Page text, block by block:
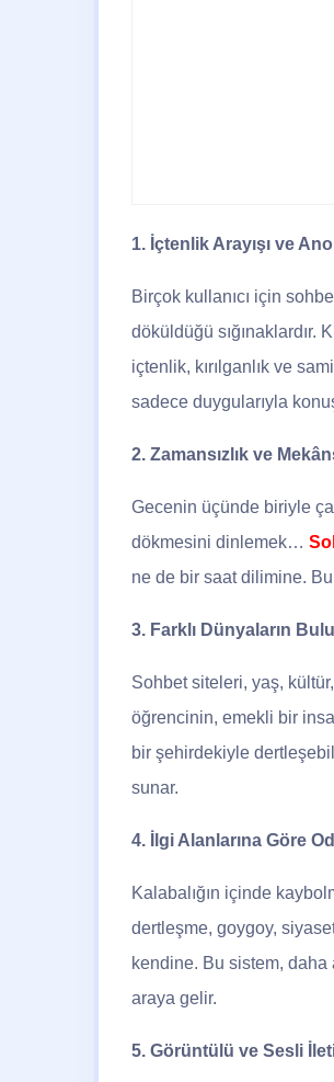
1. İçtenlik Arayışı ve
Birçok kullanıcı için
döküldüğü sığınaklardır.
içtenlik, kırılganlık ve
sadece duygularıyla
2. Zamansızlık ve
Gecenin üçünde biriyle
dökmesini dinlemek…
ne de bir saat dilimine. Bu
3. Farklı Dünyaların
Sohbet siteleri, yaş,
öğrencinin, emekli bir
bir şehirdekiyle
sunar.
4. İlgi Alanlarına Göre
Kalabalığın içinde
dertleşme, goygoy,
kendine. Bu sistem, daha
araya gelir.
5. Görüntülü ve Sesli